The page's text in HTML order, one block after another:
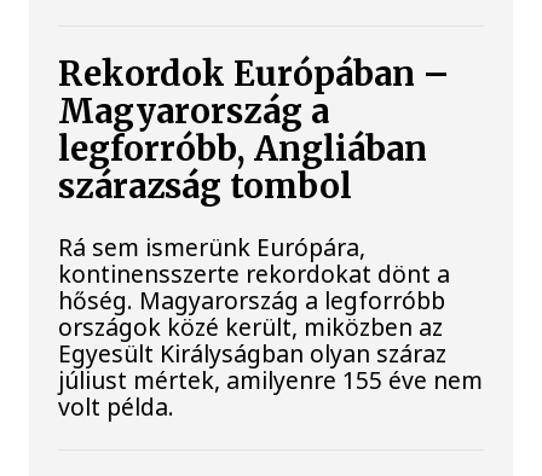
Rekordok Európában –
Magyarország a
legforróbb, Angliában
szárazság tombol
Rá sem ismerünk Európára,
kontinensszerte rekordokat dönt a
hőség. Magyarország a legforróbb
országok közé került, miközben az
Egyesült Királyságban olyan száraz
júliust mértek, amilyenre 155 éve nem
volt példa.